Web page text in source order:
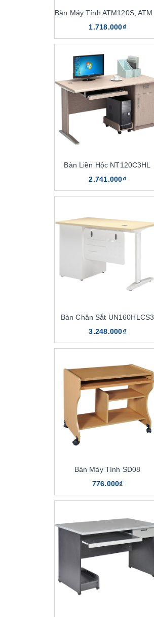
1.718.000₫
Bàn Liền Hộc NT120C3HL
2.741.000₫
Bàn Chân Sắt UN160HLCS3
3.248.000₫
Bàn Máy Tính SD08
776.000₫